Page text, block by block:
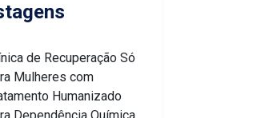
de Recuperação Só
Mulheres com
Humanizado